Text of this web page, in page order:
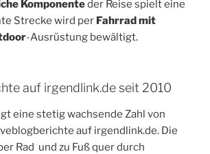
Komponenteder Reise spielt eine
Strecke wird per Fahrrad mit
-Ausrüstung bewältigt.
auf irgendlink.de seit 2010
eine stetig wachsende Zahl von
auf irgendlink.de. Die
Rad und zu Fuß quer durch